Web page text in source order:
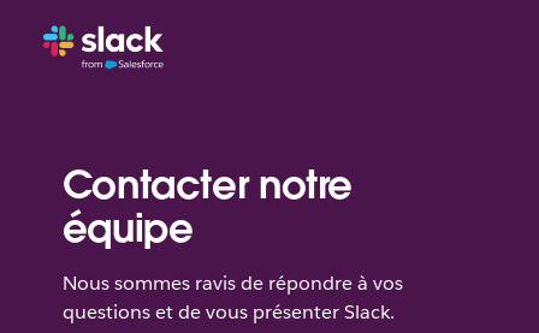
Contacter notre
équipe
Nous sommes ravis de répondre à vos
questions et de vous présenter Slack.